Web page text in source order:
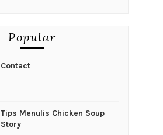
Popular
Contact
Tips Menulis Chicken Soup
Story